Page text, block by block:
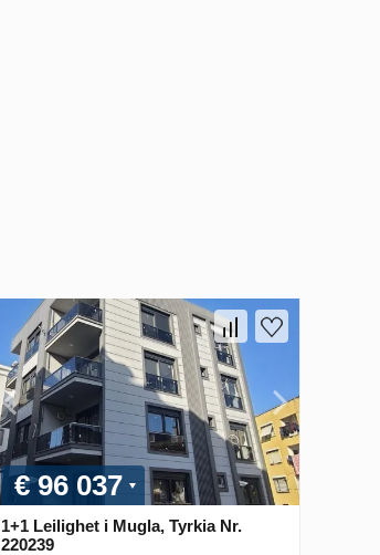
€ 96 037
1+1 Leilighet i Mugla, Tyrkia Nr.
220239